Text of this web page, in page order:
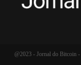
@2023 - Jornal do Bitcoin -